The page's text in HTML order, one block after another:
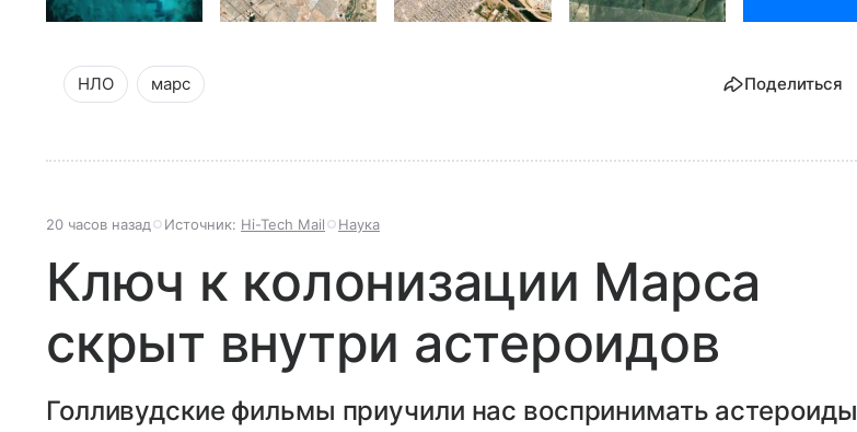
НЛО марс Поделиться
20 часов назад Источник: Hi-Tech Mail Наука
Ключ к колонизации Марса
скрыт внутри астероидов
Голливудские фильмы приучили нас воспринимать астероиды